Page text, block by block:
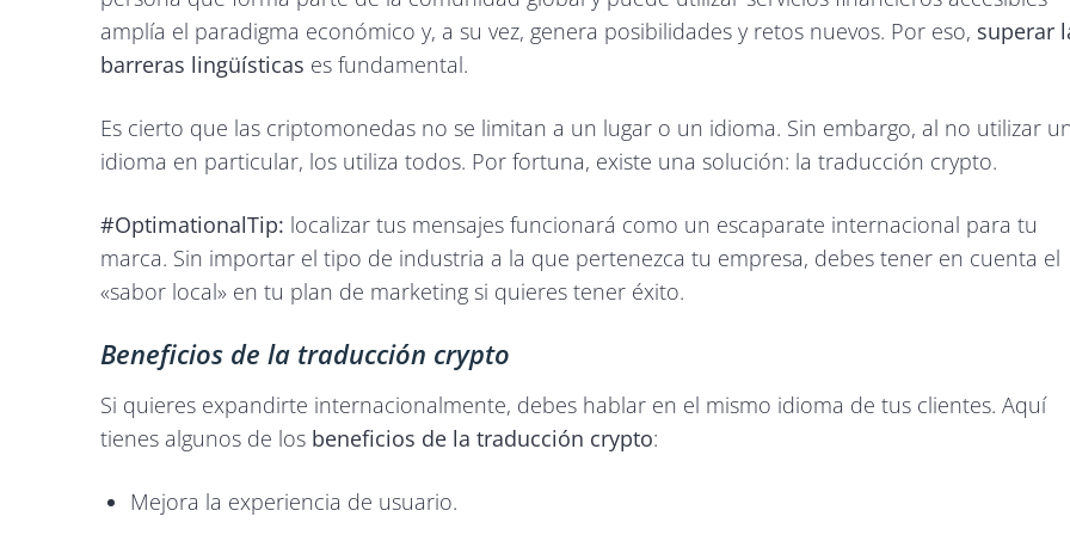
amplía el paradigma económico y, a su vez, genera posibilidades y retos nuevos. Por eso, superar
barreras lingüísticas es fundamental.
Es cierto que las criptomonedas no se limitan a un lugar o un idioma. Sin embargo, al no utilizar
idioma en particular, los utiliza todos. Por fortuna, existe una solución: la traducción crypto.
#OptimationalTip: localizar tus mensajes funcionará como un escaparate internacional para tu
marca. Sin importar el tipo de industria a la que pertenezca tu empresa, debes tener en cuenta el
«sabor local» en tu plan de marketing si quieres tener éxito.
Beneficios de la traducción crypto
Si quieres expandirte internacionalmente, debes hablar en el mismo idioma de tus clientes. Aquí
tienes algunos de los beneficios de la traducción crypto:
Mejora la experiencia de usuario.